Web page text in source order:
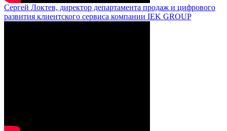
Сергей Локтев, директор департамента продаж и цифрового
развития клиентского сервиса компании IEK GROUP